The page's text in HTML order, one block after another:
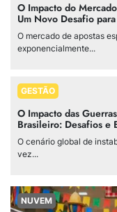
O Impacto do
Um Novo Desafio
O mercado de apostas
exponencialmente...
GESTÃO
O Impacto das
Brasileiro: Desafios e
O cenário global de
vez...
NUVEM